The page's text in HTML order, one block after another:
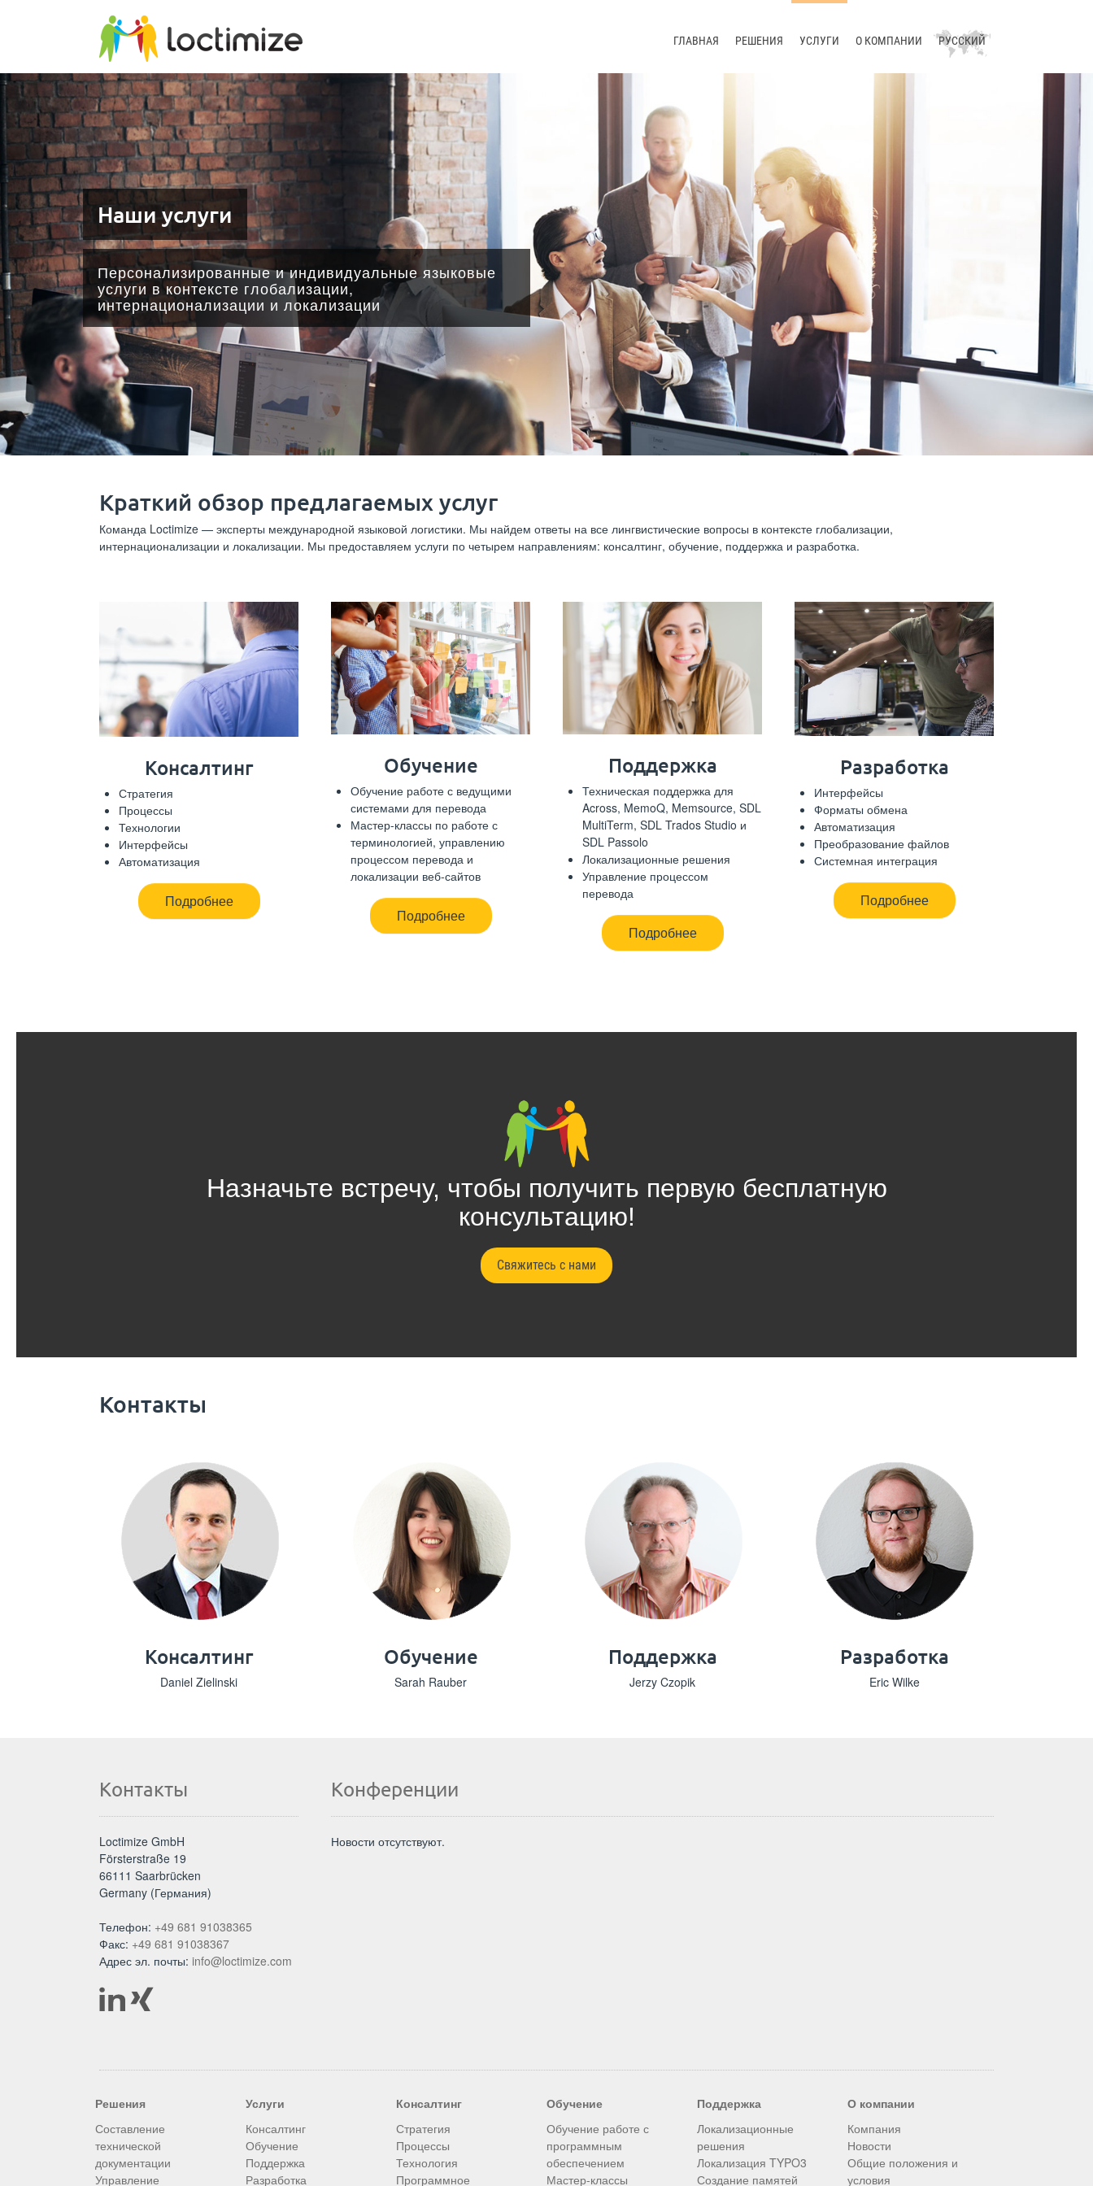
ГЛАВНАЯ РЕШЕНИЯ
Локализация
УСЛУГИ
Разработка
Управление процессом
перевода
О КОМПАНИИ РУССКИЙ
Наши услуги
Персонализированные и индивидуальные языковые
услуги в контексте глобализации,
интернационализации и локализации
Краткий обзор предлагаемых услуг
Команда Loctimize — эксперты международной языковой логистики. Мы найдем ответы на все лингвистические вопросы в контексте глобализации,
интернационализации и локализации. Мы предоставляем услуги по четырем направлениям: консалтинг, обучение, поддержка и разработка.
Консалтинг
Стратегия
Процессы
Технологии
Интерфейсы
Автоматизация
Подробнее
Обучение
Обучение работе с ведущими
системами для перевода
Мастер-классы по работе с
терминологией, управле­нию
процессом перевода и
локализации веб-сайтов
Подробнее
Поддержка
Техническая поддержка для
Across, MemoQ, Memsource, SDL
MultiTerm, SDL Trados Studio и
SDL Passolo
Локализационные решения
Управление процессом
перевода
Подробнее
Разработка
Интерфейсы
Форматы обмена
Автоматизация
Преобразование файлов
Системная интеграция
Подробнее
Назначьте встречу, чтобы получить первую бесплатную
консультацию!
Свяжитесь с нами
Контакты
Консалтинг
Daniel Zielinski
Обучение
Sarah Rauber
Поддержка
Jerzy Czopik
Разработка
Eric Wilke
Контакты
Loctimize GmbH
Försterstraße 19
66111 Saarbrücken
Germany (Германия)
Телефон: +49 681 91038365
Факс: +49 681 91038367
Адрес эл. почты: info@loctimize.com
Конференции
Новости отсутствуют.
Решения
Составление
технической
документации
Управление
Услуги
Консалтинг
Обучение
Поддержка
Разработка
Консалтинг
Стратегия
Процессы
Технология
Программное
Обучение
Обучение работе с
программным
обеспечением
Мастер-классы
Поддержка
Локализационные
решения
Локализация TYPO3
Создание памятей
О компании
Компания
Новости
Общие положения и
условия